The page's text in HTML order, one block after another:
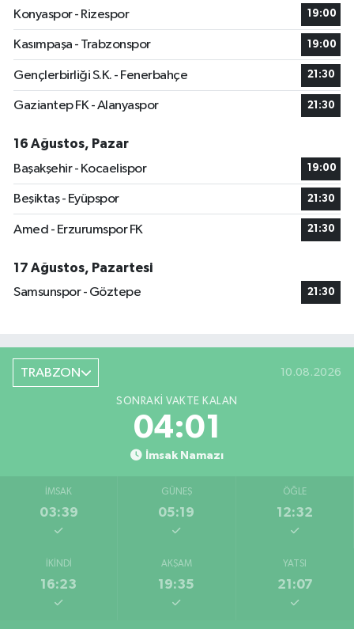
Konyaspor - Rizespor
19:00
Kasımpaşa - Trabzonspor 19:00
Gençlerbirliği S.K. - Fenerbahçe 21:30
Gaziantep FK - Alanyaspor 21:30
16 Ağustos, Pazar
Başakşehir - Kocaelispor
19:00
Beşiktaş - Eyüpspor 21:30
Amed - Erzurumspor FK 21:30
17 Ağustos, Pazartesi
Samsunspor - Göztepe
21:30
TRABZON 10.08.2026
SONRAKI VAKTE KALAN
04:00
İmsak Namazı
İMSAK
03:39
GÜNEŞ
05:19
ÖĞLE
12:32
İKINDI
16:23
AKŞAM
19:35
YATSI
21:07